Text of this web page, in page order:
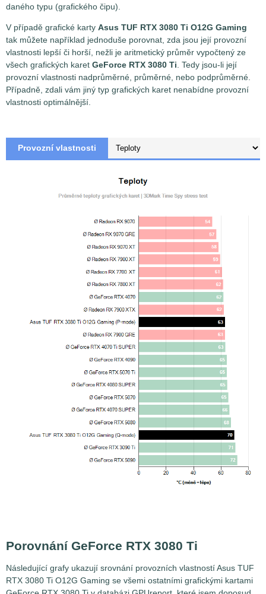
daného typu (grafického čipu).
V případě grafické karty Asus TUF RTX 3080 Ti O12G Gaming
tak můžete například jednoduše porovnat, zda jsou její provozní
vlastnosti lepší či horší, nežli je aritmetický průměr vypočtený ze
všech grafických karet GeForce RTX 3080 Ti. Tedy jsou-li její
provozní vlastnosti nadprůměrné, průměrné, nebo podprůměrné.
Případně, zdali vám jiný typ grafických karet nenabídne provozní
vlastnosti optimálnější.
Provozní vlastnosti
Porovnání GeForce RTX 3080 Ti
Následující grafy ukazují srovnání provozních vlastností Asus TUF
RTX 3080 Ti O12G Gaming se všemi ostatními grafickými kartami